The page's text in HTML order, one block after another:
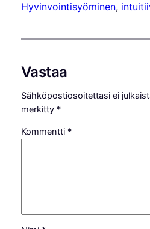
Hyvinvointisyöminen,
Vastaa
Sähköpostiosoitettasi ei
merkitty *
Kommentti *